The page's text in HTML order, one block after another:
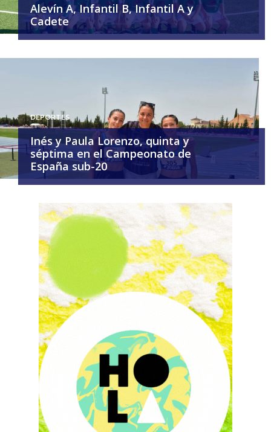
Alevín A, Infantil B, Infantil A y
Cadete
DEPORTES
Inés y Paula Lorenzo, quinta y
séptima en el Campeonato de
España sub-20